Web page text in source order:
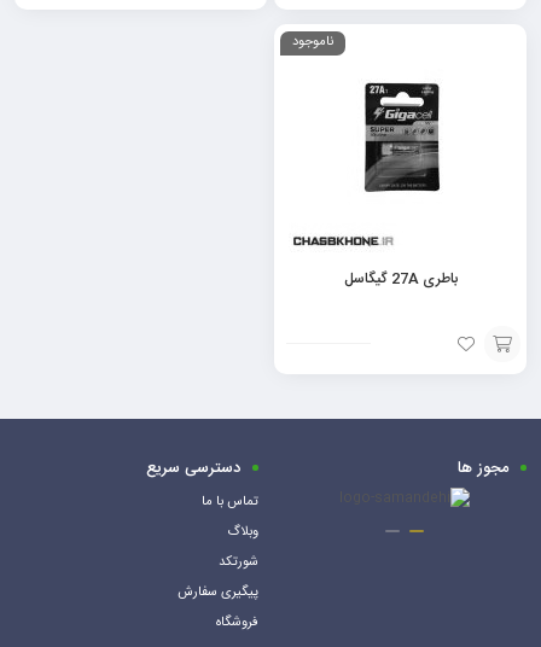
افزودن
افزودن
ناموجود
باطری 27A گیگاسل
افزودن
به
مجوز ها دسترسی سریع
تماس با ما
وبلاگ
شورتکد
پیگیری سفارش
فروشگاه